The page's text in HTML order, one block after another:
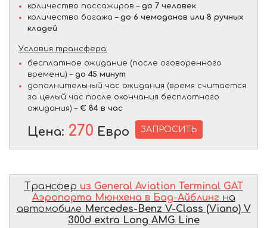
количество пассажиров – до 7 человек
количество багажа – до 6 чемоданов или 8 ручных
кладей
Условия трансфера:
бесплатное ожидание (после оговоренного
времени) – до 45 минут
дополнительный час ожидания (время считается
за целый час после окончания бесплатного
ожидания) – € 84 в час
Цена: 270 Евро ЗАПРОСИТЬ
Трансфер из General Aviation Terminal GAT
Аэропорта Мюнхена в Бад-Айблинг на
автомобиле Mercedes-Benz V-Class (Viano) V
300d extra Long AMG Line